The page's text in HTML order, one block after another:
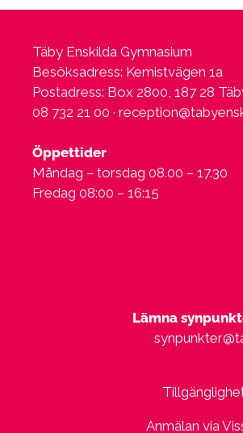
Täby Enskilda Gymnasium
Besöksadress: Kemistvägen 1a
Postadress: Box 2800, 187 28
08 732 21 00 ·
Öppettider
Måndag – torsdag 08.00 – 17.30
Fredag 08:00 – 16:15
Lämna
Anmälan via